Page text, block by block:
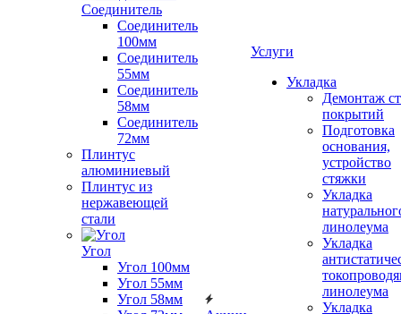
Соединитель
Соединитель
100мм
Соединитель
55мм
Соединитель
58мм
Соединитель
72мм
Плинтус
алюминиевый
Плинтус из
нержавеющей
стали
Угол
Угол 100мм
Угол 55мм
Угол 58мм
Услуги
Укладка
Демонтаж
покрытий
Подготовка
основания,
устройство
стяжки
Укладка
линолеума
Укладка
линолеума
Укладка